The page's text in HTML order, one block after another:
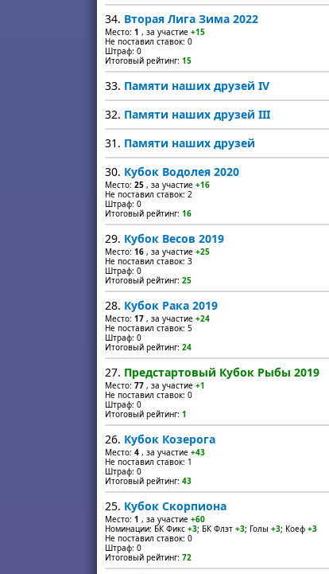
34. Вторая Лига Зима 2022
Место: 1 , за участие +15
Не поставил ставок: 0
Штраф: 0
Итоговый рейтинг: 15
33. Памяти наших друзей IV
32. Памяти наших друзей III
31. Памяти наших друзей
30. Кубок Водолея 2020
Место: 25 , за участие +16
Не поставил ставок: 2
Штраф: 0
Итоговый рейтинг: 16
29. Кубок Весов 2019
Место: 16 , за участие +25
Не поставил ставок: 3
Штраф: 0
Итоговый рейтинг: 25
28. Кубок Рака 2019
Место: 17 , за участие +24
Не поставил ставок: 5
Штраф: 0
Итоговый рейтинг: 24
27. Предстартовый Кубок Рыбы 2019
Место: 77 , за участие +1
Не поставил ставок: 0
Штраф: 0
Итоговый рейтинг: 1
26. Кубок Козерога
Место: 4 , за участие +43
Не поставил ставок: 1
Штраф: 0
Итоговый рейтинг: 43
25. Кубок Скорпиона
Место: 1 , за участие +60
Номинации: БК Фикс +3; БК Флэт +3; Голы +3; Коеф +3
Не поставил ставок: 0
Штраф: 0
Итоговый рейтинг: 72